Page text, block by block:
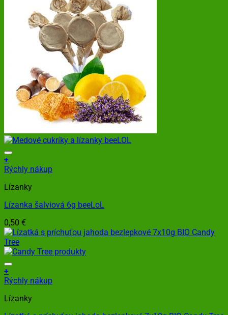
+
Rýchly nákup
Lízanky
Lízanka šalviová 6g beeLoL
0,50 €
+
Rýchly nákup
Lízanky